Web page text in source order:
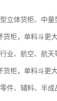
立体货柜、中量
货柜，单料斗更
业、航空、航
货柜，单料斗更
件、辅料、半成